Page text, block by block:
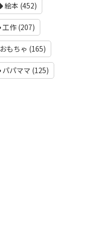
絵本 (452)
工作 (207)
おもちゃ (165)
パパママ (125)